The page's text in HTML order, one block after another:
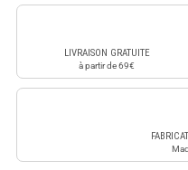
LIVRAISON GRATUITE
à partir de 69€